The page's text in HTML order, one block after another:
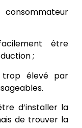
être
;
élevé par
d’installer la
de trouver la